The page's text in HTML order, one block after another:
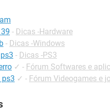
- Dicas -Hardware
- Dicas -Windows
- Dicas -PS3
✓ - Fórum Softwares e
ps3 ✓ - Fórum Videogames e